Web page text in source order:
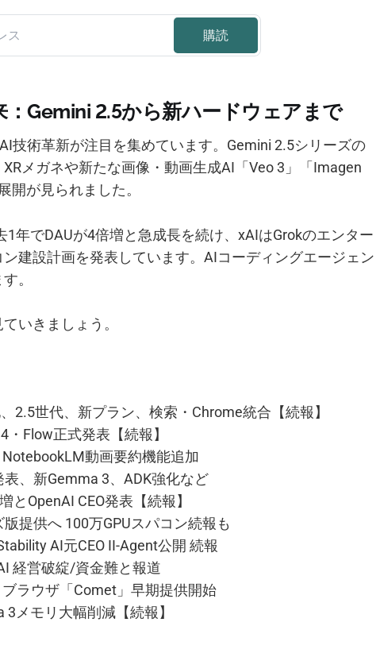
Gemini 2.5から新ハードウェアまで
技術革新が注目を集めています。Gemini 2.5シリーズの
メガネや新たな画像・動画生成AI「Veo 3」「Imagen
開が見られました。
1年でDAUが4倍増と急成長を続け、xAIはGrokのエンター
建設計画を発表しています。AIコーディングエージェン
。
いきましょう。
2.5世代、新プラン、検索・Chrome統合【続報】
・Flow正式発表【続報】
動画要約機能追加
、新Gemma 3、ADK強化など
とOpenAI CEO発表【続報】
提供へ 100万GPUスパコン続報も
AI元CEO II-Agent公開 続報
経営破綻/資金難と報道
ラウザ「Comet」早期提供開始
3メモリ大幅削減【続報】